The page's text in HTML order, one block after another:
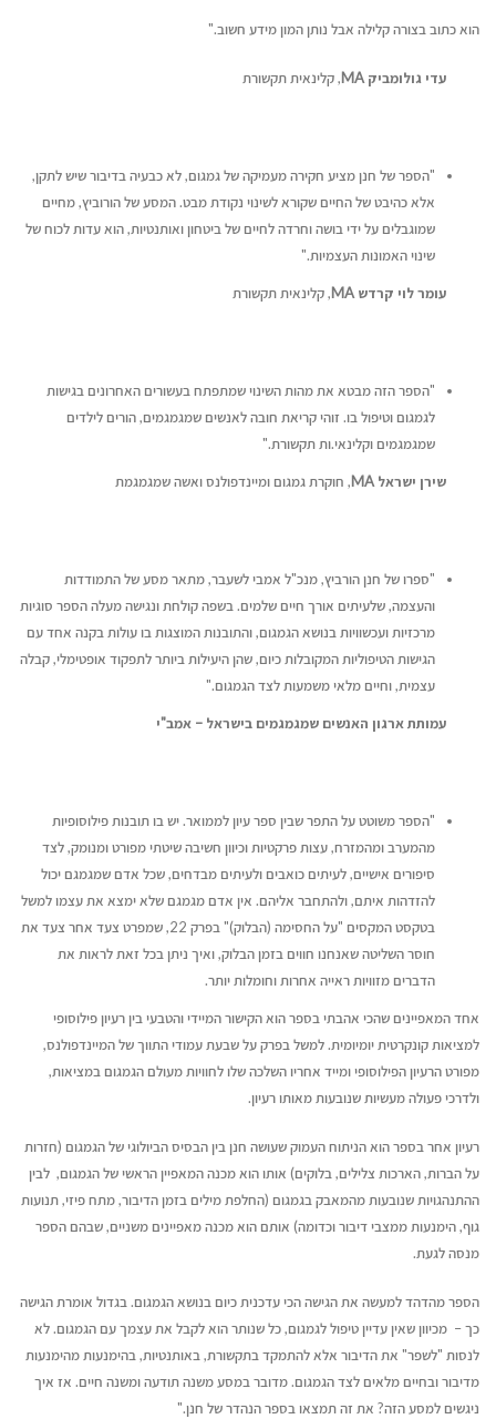
הוא כתוב בצורה קלילה אבל נותן המון מידע חשוב."
עדי גולומביק MA, קלינאית תקשורת
"הספר של חנן מציע חקירה מעמיקה של גמגום, לא כבעיה בדיבור שיש לתקן,
אלא כהיבט של החיים שקורא לשינוי נקודת מבט. המסע של הורוביץ, מחיים
שמוגבלים על ידי בושה וחרדה לחיים של ביטחון ואותנטיות, הוא עדות לכוח של
שינוי האמונות העצמיות."
עומר לוי קרדשMA, קלינאית תקשורת
"הספר הזה מבטא את מהות השינוי שמתפתח בעשורים האחרונים בגישות
לגמגום וטיפול בו. זוהי קריאת חובה לאנשים שמגמגמים, הורים לילדים
שמגמגמים וקלינאי.ות תקשורת."
שירן ישראלMA, חוקרת גמגום ומיינדפולנס ואשה שמגמגמת
"ספרו של חנן הורביץ, מנכ"ל אמבי לשעבר, מתאר מסע של התמודדות
והעצמה, שלעיתים אורך חיים שלמים. בשפה קולחת ונגישה מעלה הספר סוגיות
מרכזיות ועכשוויות בנושא הגמגום, והתובנות המוצגות בו עולות בקנה אחד עם
הגישות הטיפוליות המקובלות כיום, שהן היעילות ביותר לתפקוד אופטימלי, קבלה
עצמית, וחיים מלאי משמעות לצד הגמגום."
עמותת ארגון האנשים שמגמגמים בישראל – אמב"י
"הספר משוטט על התפר שבין ספר עיון לממואר. יש בו תובנות פילוסופיות
מהמערב ומהמזרח, עצות פרקטיות וכיוון חשיבה שיטתי מפורט ומנומק, לצד
סיפורים אישיים, לעיתים כואבים ולעיתים מבדחים, שכל אדם שמגמגם יכול
להזדהות איתם, ולהתחבר אליהם. אין אדם מגמגם שלא ימצא את עצמו למשל
בטקסט המקסים "על החסימה (הבלוק)" בפרק 22, שמפרט צעד אחר צעד את
חוסר השליטה שאנחנו חווים בזמן הבלוק, ואיך ניתן בכל זאת לראות את
הדברים מזוויות ראייה אחרות וחומלות יותר.
אחד המאפיינים שהכי אהבתי בספר הוא הקישור המיידי והטבעי בין רעיון פילוסופי
למציאות קונקרטית יומיומית. למשל בפרק על שבעת עמודי התווך של המיינדפולנס,
מפורט הרעיון הפילוסופי ומייד אחריו השלכה שלו לחוויות מעולם הגמגום במציאות,
ולדרכי פעולה מעשיות שנובעות מאותו רעיון.
רעיון אחר בספר הוא הניתוח העמוק שעושה חנן בין הבסיס הביולוגי של הגמגום (חזרות
על הברות, הארכות צלילים, בלוקים) אותו הוא מכנה המאפיין הראשי של הגמגום, לבין
ההתנהגויות שנובעות מהמאבק בגמגום (החלפת מילים בזמן הדיבור, מתח פיזי, תנועות
גוף, הימנעות ממצבי דיבור וכדומה) אותם הוא מכנה מאפיינים משניים, שבהם הספר
מנסה לגעת.
הספר מהדהד למעשה את הגישה הכי עדכנית כיום בנושא הגמגום. בגדול אומרת הגישה
כך – מכיוון שאין עדיין טיפול לגמגום, כל שנותר הוא לקבל את עצמך עם הגמגום. לא
לנסות "לשפר" את הדיבור אלא להתמקד בתקשורת, באותנטיות, בהימנעות מהימנעות
מדיבור ובחיים מלאים לצד הגמגום. מדובר במסע משנה תודעה ומשנה חיים. אז איך
ניגשים למסע הזה? את זה תמצאו בספר הנהדר של חנן."